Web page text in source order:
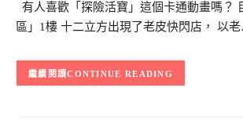
有人喜歡「探險活寶」這個卡通動畫嗎？
區」1樓 十二立方出現了老皮快閃店， 以
CONTINUE READING